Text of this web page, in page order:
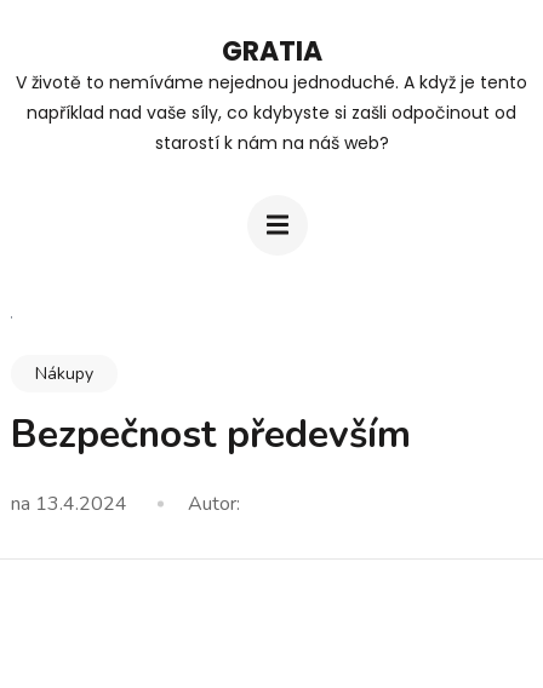
obsah
GRATIA
V životě to nemíváme nejednou jednoduché. A když je tento
například nad vaše síly, co kdybyste si zašli odpočinout od
starostí k nám na náš web?
Nákupy
Bezpečnost především
na 13.4.2024 Autor: